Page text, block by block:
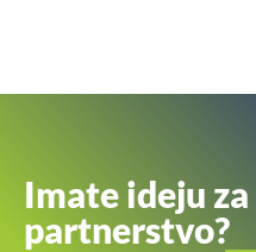
Imate ideju
partnerstvo?